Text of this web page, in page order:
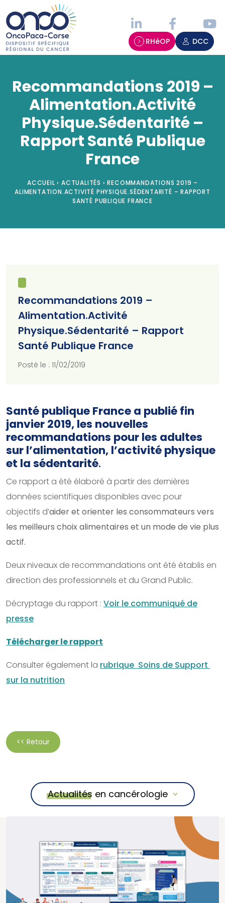
RHéOP DCC
Recommandations 2019 –
Alimentation.Activité
Physique.Sédentarité –
Rapport Santé Publique
France
ACCUEIL › ACTUALITÉS › RECOMMANDATIONS 2019 –
ALIMENTATION.ACTIVITÉ PHYSIQUE.SÉDENTARITÉ – RAPPORT
SANTÉ PUBLIQUE FRANCE
Recommandations 2019 –
Alimentation.Activité
Physique.Sédentarité – Rapport
Santé Publique France
Posté le : 11/02/2019
Santé publique France a publié fin
janvier 2019, les nouvelles
recommandations pour les adultes
sur l’alimentation, l’activité physique
et la sédentarité.
Ce rapport a été élaboré à partir des dernières
données scientifiques disponibles avec pour
objectifs d’aider et orienter les consommateurs vers
les meilleurs choix alimentaires et un mode de vie plus
actif.
Deux niveaux de recommandations ont été établis en
direction des professionnels et du Grand Public.
Décryptage du rapport : Voir le communiqué de
presse
Télécharger le rapport
Consulter également la rubrique Soins de Support
sur la nutrition
<< Retour
Actualités en cancérologie
Panneau de gestion des cookies